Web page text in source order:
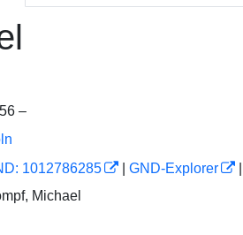
–
1012786285 GND-Explorer
Michael